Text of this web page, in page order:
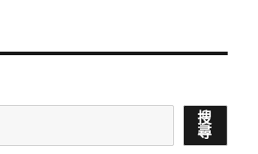
搜
尋